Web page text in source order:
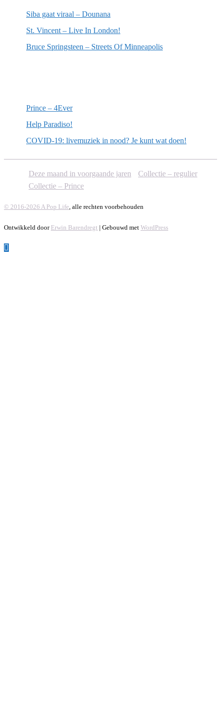
Siba gaat viraal – Dounana
St. Vincent – Live In London!
Bruce Springsteen – Streets Of Minneapolis
Prince – 4Ever
Help Paradiso!
COVID-19: livemuziek in nood? Je kunt wat doen!
Deze maand in voorgaande jaren
Collectie – regulier
Collectie – Prince
© 2016-2026 A Pop Life , alle rechten voorbehouden
Ontwikkeld door Erwin Barendregt | Gebouwd met WordPress